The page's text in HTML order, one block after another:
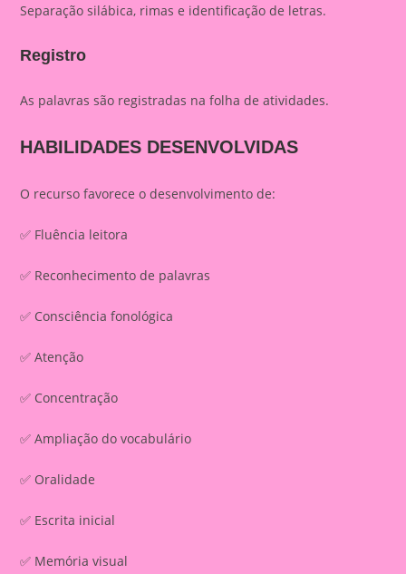
Separação silábica, rimas e identificação de letras.
Registro
As palavras são registradas na folha de atividades.
HABILIDADES DESENVOLVIDAS
O recurso favorece o desenvolvimento de:
✅ Fluência leitora
✅ Reconhecimento de palavras
✅ Consciência fonológica
✅ Atenção
✅ Concentração
✅ Ampliação do vocabulário
✅ Oralidade
✅ Escrita inicial
✅ Memória visual